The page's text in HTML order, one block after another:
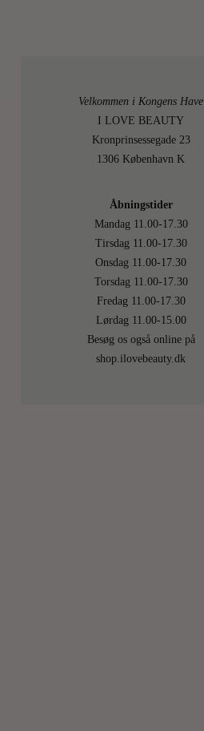
Velkommen i Kongens Have
I LOVE BEAUTY
Kronprinsessegade 23
1306 København K
Åbningstider
Mandag 11.00-17.30
Tirsdag 11.00-17.30
Onsdag 11.00-17.30
Torsdag 11.00-17.30
Fredag 11.00-17.30
Lørdag 11.00-15.00
Besøg os også online på
shop.ilovebeauty.dk